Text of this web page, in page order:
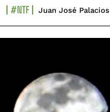
#NTF Juan José Palacios